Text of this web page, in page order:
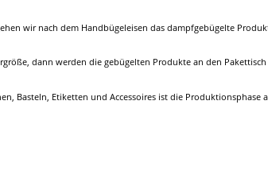
wir nach dem Handbügeleisen das dampfgebügelte
dann werden die gebügelten Produkte an den
Basteln, Etiketten und Accessoires ist die Produktionsphase